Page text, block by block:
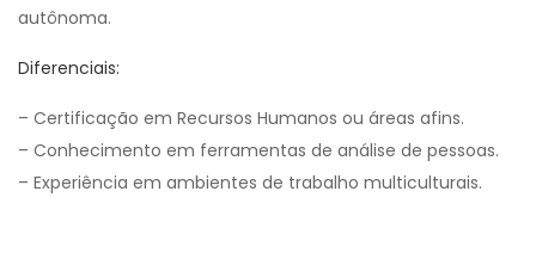
autônoma.
Diferenciais:
– Certificação em Recursos Humanos ou áreas afins.
– Conhecimento em ferramentas de análise de pessoas.
– Experiência em ambientes de trabalho multiculturais.